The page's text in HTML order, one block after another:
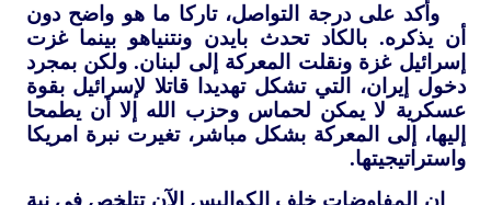
وأكد على درجة التواصل، تاركا ما هو واضح دون
أن يذكره. بالكاد تحدث بايدن ونتنياهو بينما غزت
إسرائيل غزة ونقلت المعركة إلى لبنان. ولكن بمجرد
دخول إيران، التي تشكل تهديدا قاتلا لإسرائيل بقوة
عسكرية لا يمكن لحماس وحزب الله إلا أن يطمحا
إليها، إلى المعركة بشكل مباشر، تغيرت نبرة امريكا
واستراتيجيتها.
إن المفاوضات خلف الكواليس الآن تتلخص في نية